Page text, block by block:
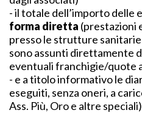
- il totale dell’importo delle
forma diretta (prestazioni
presso le strutture
sono assunti direttamente
eventuali franchigie/quote
- e a titolo informativo le
eseguiti, senza oneri, a
Ass. Più, Oro e altre